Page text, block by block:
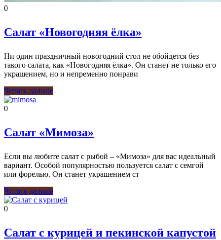
0
Салат «Новогодняя ёлка»
Ни один праздничный новогодний стол не обойдется без
такого салата, как «Новогодняя ёлка». Он станет не только его
украшением, но и непременно понрави
Читать дальше
0
Салат «Мимоза»
Если вы любите салат с рыбой – «Мимоза» для вас идеальный
вариант. Особой популярностью пользуется салат с семгой
или форелью. Он станет украшением ст
Читать дальше
0
Салат с курицей и пекинской капустой